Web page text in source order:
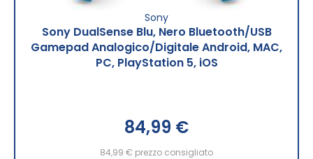
Sony
Sony DualSense Blu, Nero Bluetooth/USB
Gamepad Analogico/Digitale Android, MAC,
PC, PlayStation 5, iOS
84,99 €
84,99 € prezzo consigliato